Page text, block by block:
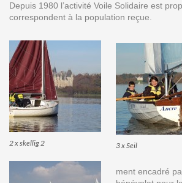
Depuis 1980 l’activité Voile Solidaire est
correspondent à la population reçue.
2 x skellig 2 3 x Seil
ment encadré